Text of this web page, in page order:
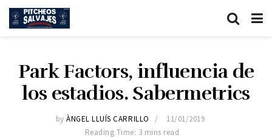
Park Factors, influencia de
los estadios. Sabermetrics
by ÀNGEL LLUÍS CARRILLO
11/01/2019
Reading Time: 3 mins read